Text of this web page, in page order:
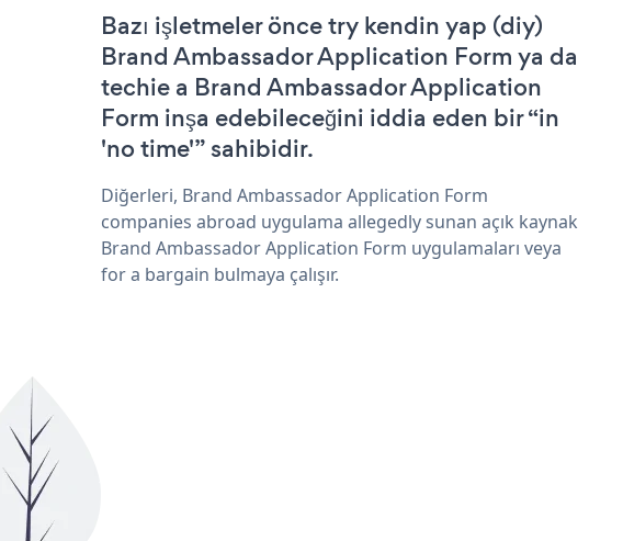
Bazı işletmeler önce try kendin yap (diy)
Brand Ambassador Application Form ya da
techie a Brand Ambassador Application
Form inşa edebileceğini iddia eden bir “in
'no time'” sahibidir.
Diğerleri, Brand Ambassador Application Form
companies abroad uygulama allegedly sunan açık kaynak
Brand Ambassador Application Form uygulamaları veya
for a bargain bulmaya çalışır.